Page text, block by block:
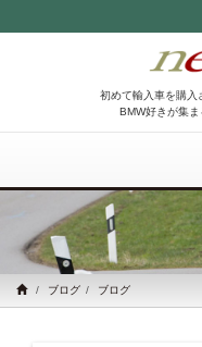
初めて輸入車を購入
BMW好きが集
ブログ ブログ